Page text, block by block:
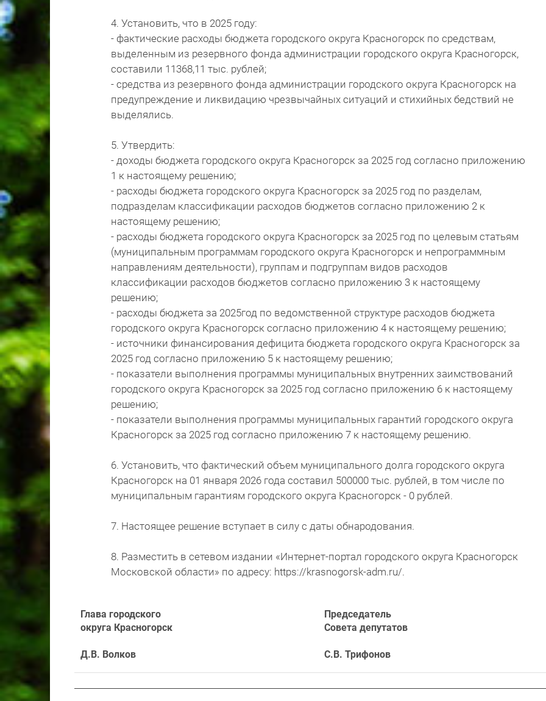
4. Установить, что в 2025 году:
- фактические расходы бюджета городского округа Красногорск по средствам,
выделенным из резервного фонда администрации городского округа Красногорск,
составили 11368,11 тыс. рублей;
- средства из резервного фонда администрации городского округа Красногорск на
предупреждение и ликвидацию чрезвычайных ситуаций и стихийных бедствий не
выделялись.
5. Утвердить:
- доходы бюджета городского округа Красногорск за 2025 год согласно приложению
1 к настоящему решению;
- расходы бюджета городского округа Красногорск за 2025 год по разделам,
подразделам классификации расходов бюджетов согласно приложению 2 к
настоящему решению;
- расходы бюджета городского округа Красногорск за 2025 год по целевым статьям
(муниципальным программам городского округа Красногорск и непрограммным
направлениям деятельности), группам и подгруппам видов расходов
классификации расходов бюджетов согласно приложению 3 к настоящему
решению;
- расходы бюджета за 2025год по ведомственной структуре расходов бюджета
городского округа Красногорск согласно приложению 4 к настоящему решению;
- источники финансирования дефицита бюджета городского округа Красногорск за
2025 год согласно приложению 5 к настоящему решению;
- показатели выполнения программы муниципальных внутренних заимствований
городского округа Красногорск за 2025 год согласно приложению 6 к настоящему
решению;
- показатели выполнения программы муниципальных гарантий городского округа
Красногорск за 2025 год согласно приложению 7 к настоящему решению.
6. Установить, что фактический объем муниципального долга городского округа
Красногорск на 01 января 2026 года составил 500000 тыс. рублей, в том числе по
муниципальным гарантиям городского округа Красногорск - 0 рублей.
7. Настоящее решение вступает в силу с даты обнародования.
8. Разместить в сетевом издании «Интернет-портал городского округа Красногорск
Московской области» по адресу: https://krasnogorsk-adm.ru/.
Глава городского
округа Красногорск
Д.В. Волков
Председатель
Совета депутатов
С.В. Трифонов